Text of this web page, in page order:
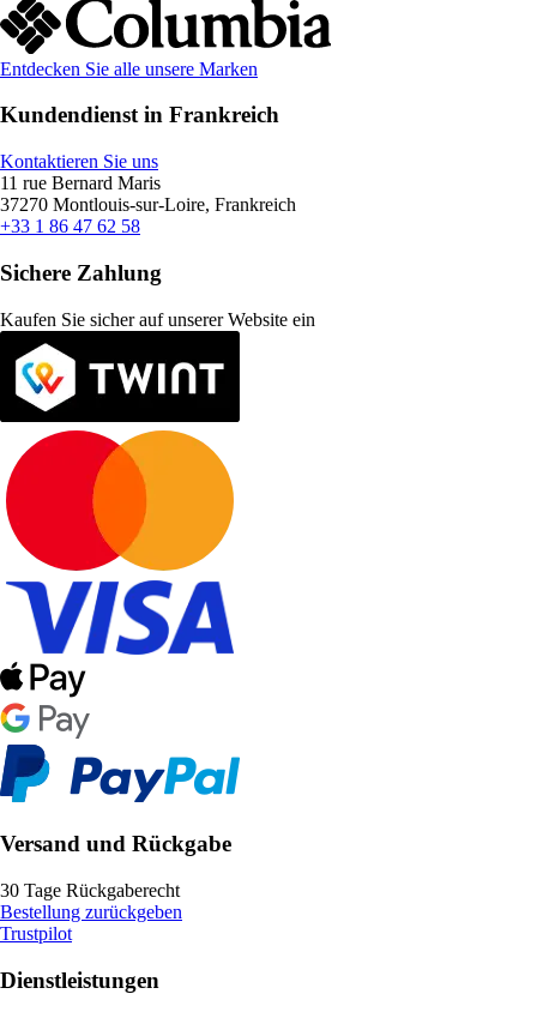
Entdecken Sie alle unsere Marken
Kundendienst in Frankreich
Kontaktieren Sie uns
11 rue Bernard Maris
37270 Montlouis-sur-Loire, Frankreich
+33 1 86 47 62 58
Sichere Zahlung
Kaufen Sie sicher auf unserer Website ein
Versand und Rückgabe
30 Tage Rückgaberecht
Bestellung zurückgeben
Trustpilot
Dienstleistungen